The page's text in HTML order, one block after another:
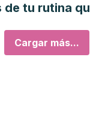
de tu rutina
Cargar más...